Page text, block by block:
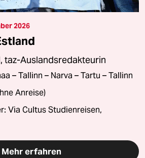
2026
taz-Auslandsredakteurin
– Tallinn – Narva – Tartu – Tallinn
Anreise)
Via Cultus Studienreisen,
Mehr erfahren